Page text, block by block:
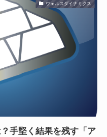
ウェルスダイナミクス
手堅く結果を残す「ア